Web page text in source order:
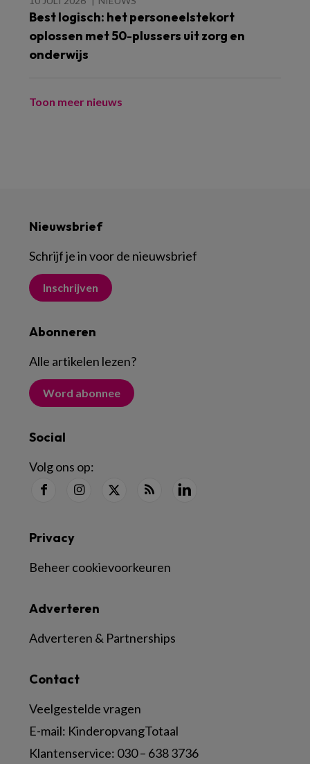
Best logisch: het personeelstekort
oplossen met 50-plussers uit zorg en
onderwijs
Toon meer nieuws
Nieuwsbrief
Schrijf je in voor de nieuwsbrief
Inschrijven
Abonneren
Alle artikelen lezen?
Word abonnee
Social
Volg ons op:
Contact
Veelgestelde vragen
E-mail: KinderopvangTotaal
Klantenservice: 030 – 638 3736
Adverteren
Adverteren & Partnerships
Privacy
Beheer cookievoorkeuren